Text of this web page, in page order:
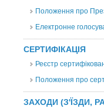
Положення про
Електронне
СЕРТИФІКАЦІЯ
Реєстр
Положення про
ЗАХОДИ (З'ЇЗДИ,